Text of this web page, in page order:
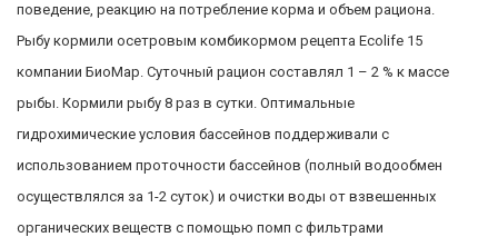
поведение, реакцию на потребление корма и объем рациона.
Рыбу кормили осетровым комбикормом рецепта Ecolife 15
компании БиоМар. Суточный рацион составлял 1 – 2 % к массе
рыбы. Кормили рыбу 8 раз в сутки. Оптимальные
гидрохимические условия бассейнов поддерживали с
использованием проточности бассейнов (полный водообмен
осуществлялся за 1-2 суток) и очистки воды от взвешенных
органических веществ с помощью помп с фильтрами